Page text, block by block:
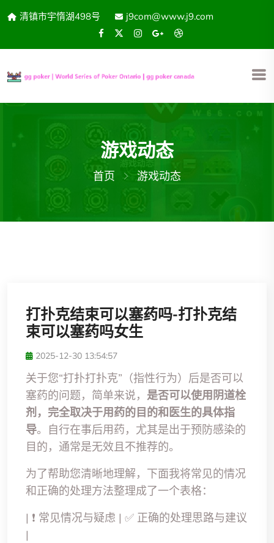
清镇市宇惰湖498号 j9com@www.j9.com
游戏动态
首页 游戏动态
打扑克结束可以塞药吗-打扑克结
束可以塞药吗女生
2025-12-30 13:54:57
关于您“打扑打扑克”（指性行为）后是否可以
塞药的问题，简单来说， 是否可以使用阴道栓
剂，完全取决于用药的目的和医生的具体指
导。自行在事后用药，尤其是出于预防感染的
目的，通常是无效且不推荐的。
为了帮助您清晰地理解，下面我将常见的情况
和正确的处理方法整理成了一个表格：
| ❗ 常见情况与疑虑 | ✅ 正确的处理思路与建议
|